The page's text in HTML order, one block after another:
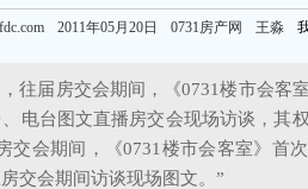
2011年05月20日 0731房产网 王淼
往届房交会期间，《0731楼市会客
电台图文直播房交会现场访谈，其
交会期间，《0731楼市会客室》首
交会期间访谈现场图文。”